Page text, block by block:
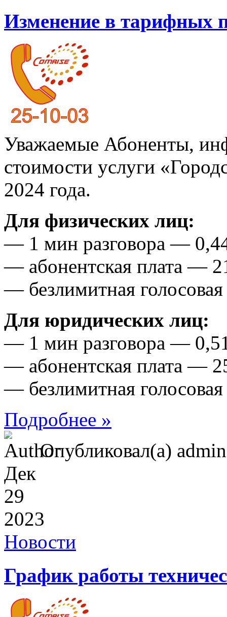
Изменение в тарифных
Уважаемые Абоненты,
стоимости услуги
2024 года.
Для физических лиц:
— 1 мин разговора —
— абонентская плата —
— безлимитная
Для юридических лиц:
— 1 мин разговора —
— абонентская плата —
— безлимитная
Подробнее »
Опубликовал(а)
Дек
29
2023
Новости
График работы